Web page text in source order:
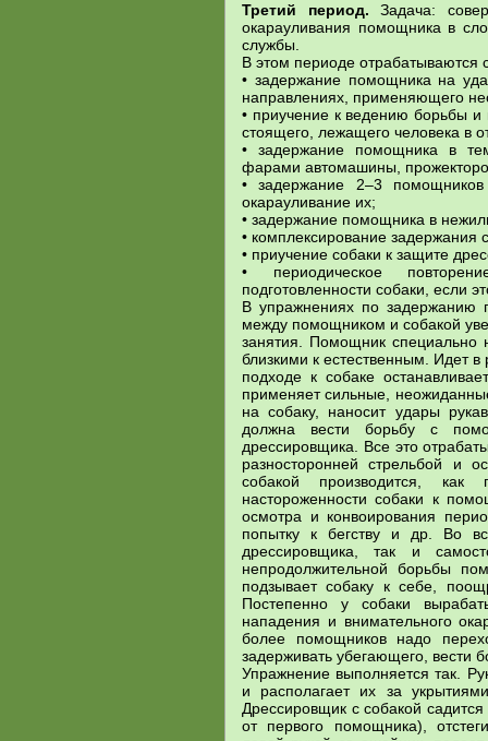
Третий период. Задача:
окарауливания помощника в
службы.
В этом периоде
• задержание помощника на
направлениях, применяющего
• приучение к ведению борьбы
стоящего, лежащего человека в
• задержание помощника в
фарами автомашины,
• задержание 2–3
окарауливание их;
• задержание помощника в
• комплексирование
• приучение собаки к защите
• периодическое
подготовленности собаки, если
В упражнениях по задержанию
между помощником и собакой
занятия. Помощник специально
близкими к естественным. Идет
подходе к собаке
применяет сильные,
на собаку, наносит удары
должна вести борьбу с
дрессировщика. Все это
разносторонней стрельбой и
собакой производится,
настороженности собаки к
осмотра и конвоирования
попытку к бегству и др. Во
дрессировщика, так и
непродолжительной борьбы
подзывает собаку к себе,
Постепенно у собаки
нападения и внимательного
более помощников надо
задерживать убегающего, вести
Упражнение выполняется так.
и располагает их за
Дрессировщик с собакой
от первого помощника),